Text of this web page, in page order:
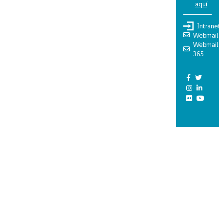
aquí
Webmail
Webmail
365